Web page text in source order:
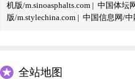
机版/m.sinoasphalts.com | 中国体坛
版/m.stylechina.com | 中国信息网/中
全站地图